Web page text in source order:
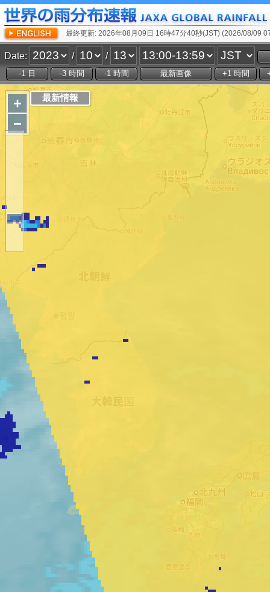
最終更新: 2026年08月09日 16時47分40秒(JST) (2026/08/09
Date: / /
+
−